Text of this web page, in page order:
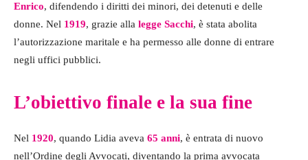
Enrico, difendendo i diritti dei minori, dei detenuti e delle
donne. Nel 1919, grazie alla legge Sacchi, è stata abolita
l’autorizzazione maritale e ha permesso alle donne di entrare
negli uffici pubblici.
L’obiettivo finale e la sua fine
Nel 1920, quando Lidia aveva 65 anni, è entrata di nuovo
nell’Ordine degli Avvocati, diventando la prima avvocata